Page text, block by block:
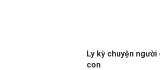
Ly kỳ chuyện
con